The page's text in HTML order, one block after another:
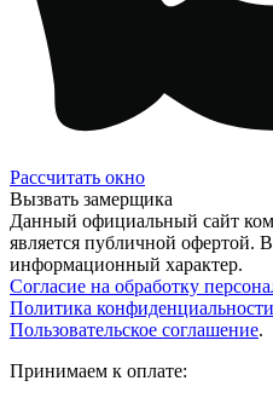
Рассчитать окно
Вызвать замерщика
Данный официальный сайт
является публичной офертой.
информационный характер.
Согласие на обработку
Политика конфиденциальности
Пользовательское соглашение.
Принимаем к оплате: